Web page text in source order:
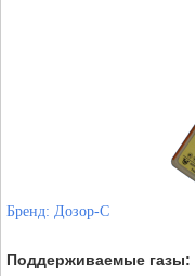
Бренд: Дозор-С
Поддерживаемые газы: